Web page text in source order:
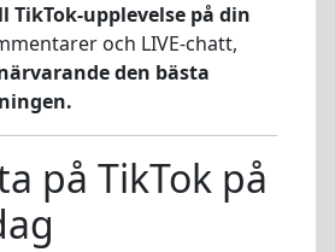
TikTok-upplevelse på din
och LIVE-chatt,
den bästa
på TikTok på